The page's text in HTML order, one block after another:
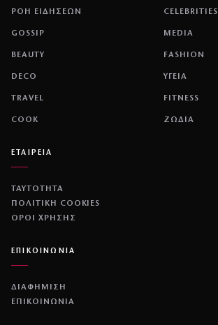
ΡΟΗ ΕΙΔΗΣΕΩΝ CELEBRITIES
GOSSIP MEDIA
BEAUTY FASHION
DECO ΥΓΕΙΑ
TRAVEL FITNESS
COOK ΖΩΔΙΑ
ΕΤΑΙΡΕΙΑ
ΤΑΥΤΟΤΗΤΑ
ΠΟΛΙΤΙΚΉ COOKIES
ΌΡΟΙ ΧΡΉΣΗΣ
ΕΠΙΚΟΙΝΩΝΙΑ
ΔΙΑΦΗΜΙΣΗ
ΕΠΙΚΟΙΝΩΝΙΑ